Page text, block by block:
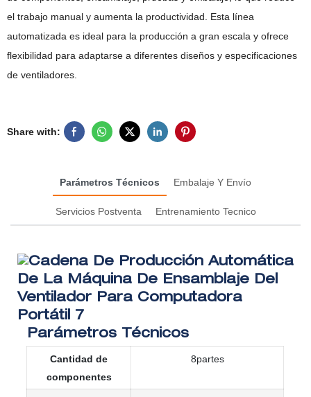
el trabajo manual y aumenta la productividad. Esta línea
automatizada es ideal para la producción a gran escala y ofrece
flexibilidad para adaptarse a diferentes diseños y especificaciones
de ventiladores.
Share with:
Parámetros Técnicos Embalaje Y Envío
Servicios Postventa Entrenamiento Tecnico
Parámetros Técnicos
Cantidad de
componentes
8partes